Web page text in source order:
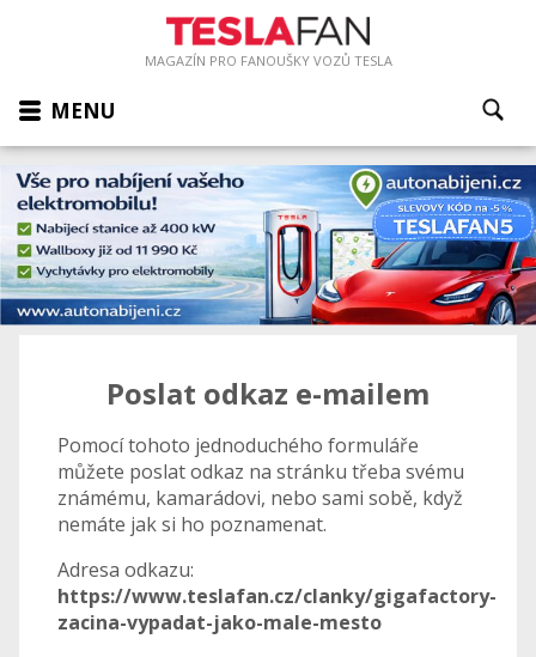
MAGAZÍN PRO FANOUŠKY VOZŮ TESLA
MENU
Poslat odkaz e-mailem
Pomocí tohoto jednoduchého formuláře
můžete poslat odkaz na stránku třeba svému
známému, kamarádovi, nebo sami sobě, když
nemáte jak si ho poznamenat.
Adresa odkazu:
https://www.teslafan.cz/clanky/gigafactory-
zacina-vypadat-jako-male-mesto